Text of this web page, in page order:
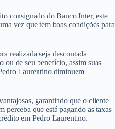
consignado do Banco Inter, este
vez que tem boas condições para
realizada seja descontada
ou de seu benefício, assim suas
Laurentino diminuem
garantindo que o cliente
perceba que está pagando as taxas
em Pedro Laurentino.